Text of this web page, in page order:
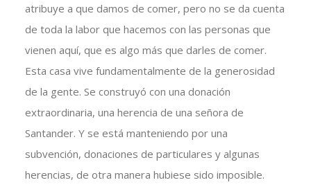
atribuye a que damos de comer, pero no se da cuenta
de toda la labor que hacemos con las personas que
vienen aquí, que es algo más que darles de comer.
Esta casa vive fundamentalmente de la generosidad
de la gente. Se construyó con una donación
extraordinaria, una herencia de una señora de
Santander. Y se está manteniendo por una
subvención, donaciones de particulares y algunas
herencias, de otra manera hubiese sido imposible.